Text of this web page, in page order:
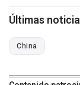
Últimas
China